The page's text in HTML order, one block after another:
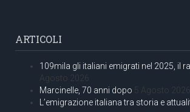
ARTICOLI
109mila gli italiani emigrati nel 2025, il
Agosto 2026
Marcinelle, 70 anni dopo 5 Agosto 2026
L’emigrazione italiana tra storia e